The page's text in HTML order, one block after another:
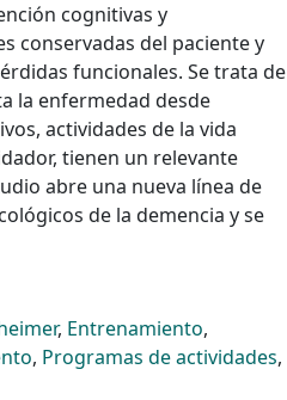
cognitivas y
conservadas del paciente y
funcionales. Se trata de
la enfermedad desde
actividades de la vida
tienen un relevante
abre una nueva línea de
de la demencia y se
, Entrenamiento,
, Programas de actividades,